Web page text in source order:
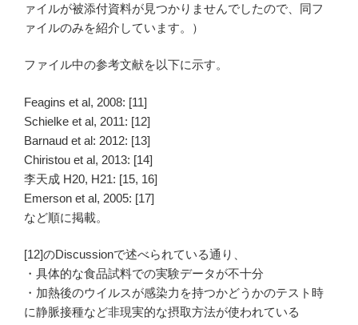
ァイルが被添付資料が見つかりませんでしたので、同フ
ァイルのみを紹介しています。）
ファイル中の参考文献を以下に示す。
Feagins et al, 2008: [11]
Schielke et al, 2011: [12]
Barnaud et al: 2012: [13]
Chiristou et al, 2013: [14]
李天成 H20, H21: [15, 16]
Emerson et al, 2005: [17]
など順に掲載。
[12]のDiscussionで述べられている通り、
・具体的な食品試料での実験データが不十分
・加熱後のウイルスが感染力を持つかどうかのテスト時
に静脈接種など非現実的な摂取方法が使われている